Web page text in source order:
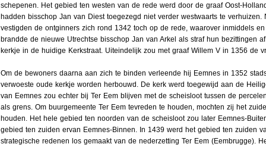
schepenen. Het gebied ten westen van de rede werd door de graaf Oost-
hadden bisschop Jan van Diest toegezegd niet verder westwaarts te
vestigden de ontginners zich rond 1342 toch op de rede, waarover inmiddels
brandde de nieuwe Utrechtse bisschop Jan van Arkel als straf hun bezittingen
kerkje in de huidige Kerkstraat. Uiteindelijk zou met graaf Willem V in 1356 de
Om de bewoners daarna aan zich te binden verleende hij Eemnes in 1352
verwoeste oude kerkje worden herbouwd. De kerk werd toegewijd aan de
van Eemnes zou echter bij Ter Eem blijven met de scheisloot tussen de
als grens. Om buurgemeente Ter Eem tevreden te houden, mochten zij het
houden. Het hele gebied ten noorden van de scheisloot zou later Eemnes-
gebied ten zuiden ervan Eemnes-Binnen. In 1439 werd het gebied ten zuiden
strategische redenen los gemaakt van de nederzetting Ter Eem (Eembrugge).